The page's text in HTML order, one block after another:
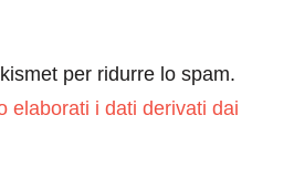
per ridurre lo spam.
elaborati i dati derivati dai